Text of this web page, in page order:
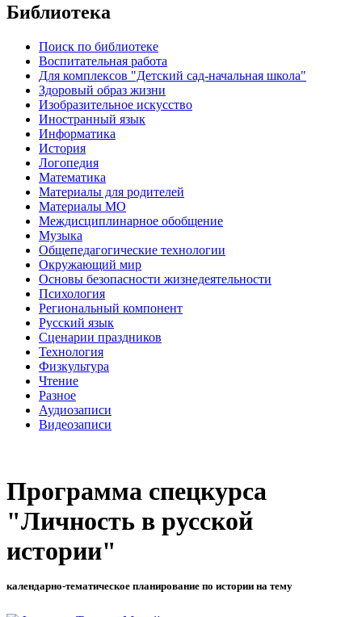
Библиотека
Поиск по библиотеке
Воспитательная работа
Для комплексов "Детский сад-начальная школа"
Здоровый образ жизни
Изобразительное искусство
Иностранный язык
Информатика
История
Логопедия
Математика
Материалы для родителей
Материалы МО
Междисциплинарное обобщение
Музыка
Общепедагогические технологии
Окружающий мир
Основы безопасности жизнедеятельности
Психология
Региональный компонент
Русский язык
Сценарии праздников
Технология
Физкультура
Чтение
Разное
Аудиозаписи
Видеозаписи
Программа спецкурса
"Личность в русской
истории"
календарно-тематическое планирование по истории на тему